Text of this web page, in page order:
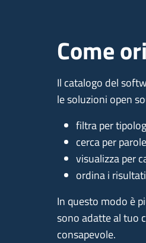
Come
Il catalogo del
le soluzioni open
filtra per
cerca per
visualizza per
ordina i
In questo modo è
sono adatte al tuo
consapevole.